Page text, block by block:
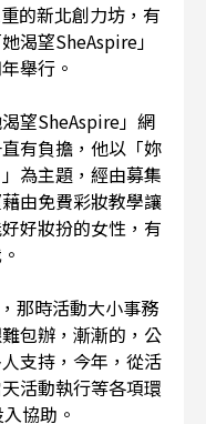
的新北創力坊，有
渴望SheAspire」
舉行。
望SheAspire」網
有負擔，他以「妳
為主題，經由募集
由免費彩妝教學讓
好妝扮的女性，有
那時活動大小事務
包辦，漸漸的，公
支持，今年，從活
活動執行等各項環
協助。